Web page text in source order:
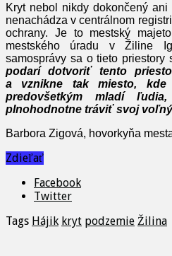
Kryt nebol nikdy dokončený
nenachádza v centrálnom
ochrany. Je to mestský
mestského úradu v Žiline
samosprávy sa o tieto priestory
podarí dotvoriť tento
a vznikne tak miesto, kde
predovšetkým mladí
plnohodnotne tráviť svoj
Barbora Zigová, hovorkyňa
Zdieľať
Facebook
Twitter
Tags Hájik kryt podzemie Žilina